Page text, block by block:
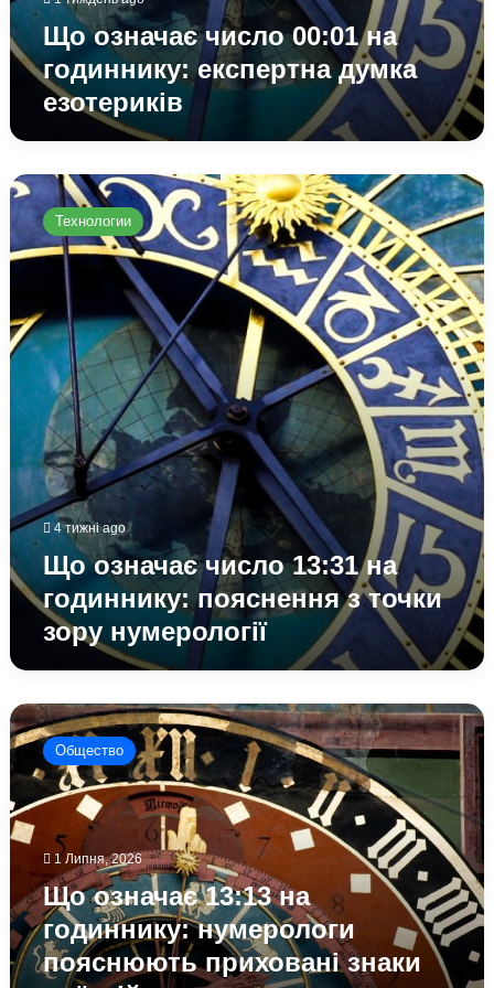
Що означає число 00:01 на
годиннику: експертна думка
езотериків
Що
означає
число
13:31
годиннику:
пояснення
з
точки
зору
нумерології
Технологии
4 тижні ago
Що означає число 13:31 на
годиннику: пояснення з точки
зору нумерології
Що
означає
13:13
годиннику:
нумерологи
пояснюють
приховані
знаки
та
їхній
вплив
Общество
1 Липня, 2026
Що означає 13:13 на
годиннику: нумерологи
пояснюють приховані знаки